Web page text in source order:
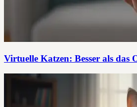
Virtuelle Katzen: Besser als das